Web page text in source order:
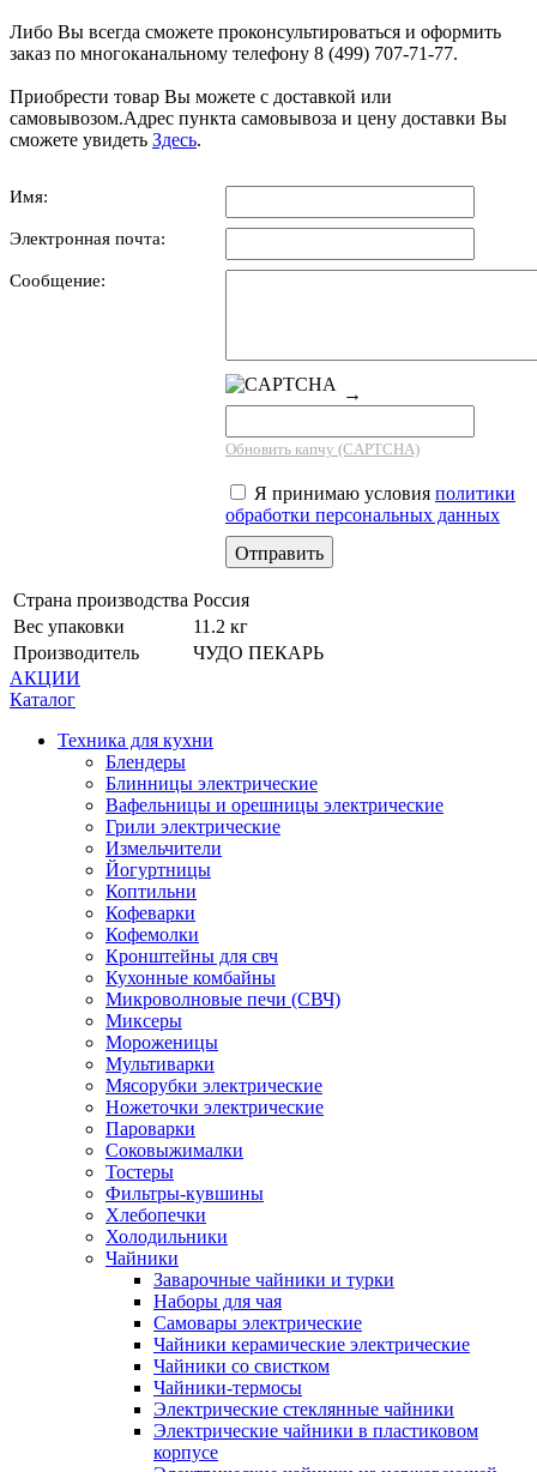
Либо Вы всегда сможете проконсультироваться и оформить
заказ по многоканальному телефону 8 (499) 707-71-77.
Приобрести товар Вы можете с доставкой или
самовывозом.Адрес пункта самовывоза и цену доставки Вы
сможете увидеть Здесь.
Имя:
Электронная почта:
Сообщение:
→
Обновить капчу (CAPTCHA)
Я принимаю условия политики
обработки персональных данных
Страна производства Россия
Вес упаковки
11.2 кг
Производитель
ЧУДО ПЕКАРЬ
АКЦИИ
Каталог
Техника для кухни
Блендеры
Блинницы электрические
Вафельницы и орешницы электрические
Грили электрические
Измельчители
Йогуртницы
Коптильни
Кофеварки
Кофемолки
Кронштейны для свч
Кухонные комбайны
Микроволновые печи (СВЧ)
Миксеры
Мороженицы
Мультиварки
Мясорубки электрические
Ножеточки электрические
Пароварки
Соковыжималки
Тостеры
Фильтры-кувшины
Хлебопечки
Холодильники
Чайники
Заварочные чайники и турки
Наборы для чая
Самовары электрические
Чайники керамические электрические
Чайники со свистком
Чайники-термосы
Электрические стеклянные чайники
Электрические чайники в пластиковом
корпусе